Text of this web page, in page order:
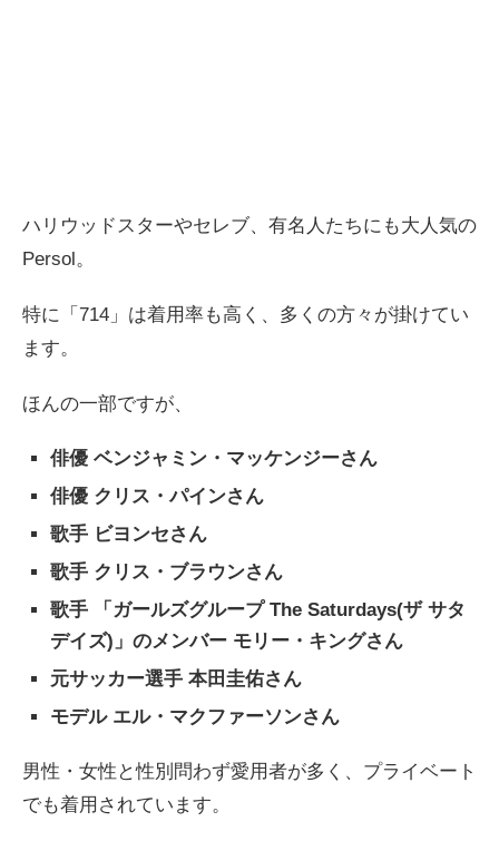
ハリウッドスターやセレブ、有名人たちにも大人気の
Persol。
特に「714」は着用率も高く、多くの方々が掛けてい
ます。
ほんの一部ですが、
俳優 ベンジャミン・マッケンジーさん
俳優 クリス・パインさん
歌手 ビヨンセさん
歌手 クリス・ブラウンさん
歌手 「ガールズグループ The Saturdays(ザ サタ
デイズ)」のメンバー モリー・キングさん
元サッカー選手 本田圭佑さん
モデル エル・マクファーソンさん
男性・女性と性別問わず愛用者が多く、プライベート
でも着用されています。